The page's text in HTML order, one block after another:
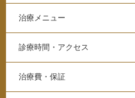
治療メニュー
診療時間・アクセス
治療費・保証